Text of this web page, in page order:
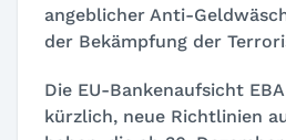
angeblicher Anti-
der Bekämpfung der
Die EU-Bankenaufsicht
kürzlich, neue Richtlinien